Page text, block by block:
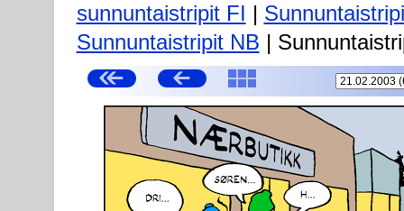
sunnuntaistripit FI |
Sunnuntaistripit NB |